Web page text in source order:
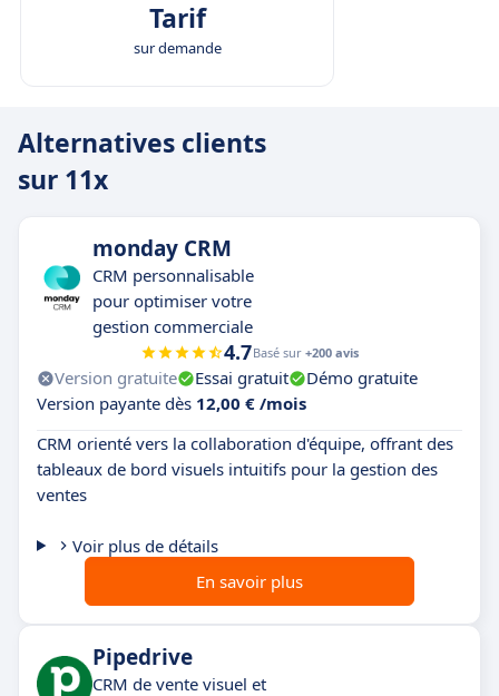
existants (CRM, agendas, plateformes
d’engagement) sans nécessiter de
simplement automatiser, ces agents prennent
des décisions contextuelles et priorisent les
conversion sans surcharger les équipes
humaines.
Tarif
sur demande
Alternatives clients
sur 11x
monday CRM
CRM personnalisable
pour optimiser votre
gestion commerciale
4.7Basé sur +200 avis
Version gratuite Essai gratuit
Démo gratuite
Version payante dès 12,00 € /mois
CRM orienté vers la collaboration d'équipe, offrant des
tableaux de bord visuels intuitifs pour la gestion des
ventes
Voir plus de détails
En savoir plus
Pipedrive
CRM de vente visuel et